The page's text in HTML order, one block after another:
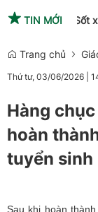
Long
Sốt
TIN MỚI
Trang chủ
Thứ tư, 03/06/2026
Hàng
hoàn
tuyển sinh
Sau khi hoàn